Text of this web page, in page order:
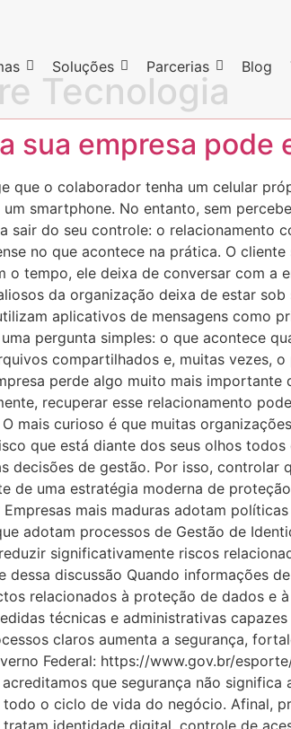
Soluções Parcerias Blog
Tecnologia
sua empresa
que o colaborador tenha um celular
smartphone. No entanto, sem
sair do seu controle: o relacionamento
no que acontece na prática. O
tempo, ele deixa de conversar com a
da organização deixa de estar
aplicativos de mensagens como
pergunta simples: o que acontece
compartilhados e, muitas vezes,
perde algo muito mais
recuperar esse relacionamento
mais curioso é que muitas
que está diante dos seus olhos
decisões de gestão. Por isso,
de uma estratégia moderna de
mais maduras adotam
adotam processos de Gestão de
significativamente riscos
discussão Quando informações
relacionados à proteção de dados e
técnicas e administrativas
claros aumenta a segurança,
Federal: https://www.gov.br/
que segurança não
o ciclo de vida do negócio. Afinal,
identidade digital, controle de